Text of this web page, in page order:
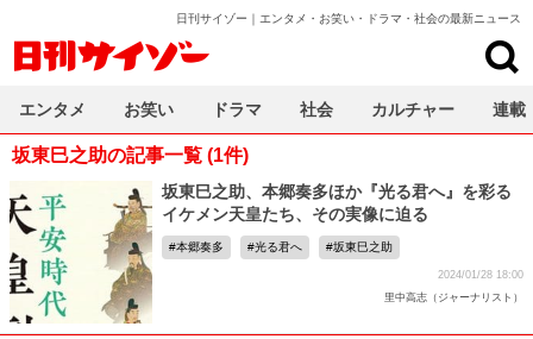
日刊サイゾー｜エンタメ・お笑い・ドラマ・社会の最新ニュース
坂東巳之助の記事一覧 (1件)
坂東巳之助、本郷奏多ほか『光る君へ』を彩る
イケメン天皇たち、その実像に迫る
本郷奏多 光る君へ 坂東巳之助
2024/01/28 18:00
里中高志（ジャーナリスト）
エンタメ お笑い ドラマ 社会 カルチャー 連載